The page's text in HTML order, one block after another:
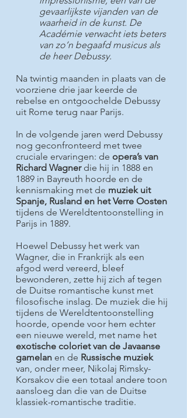
gevaarlijkste vijanden van de
waarheid in de kunst. De
Académie verwacht iets beters
van zo’n begaafd musicus als
de heer Debussy.
Na twintig maanden in plaats van de
voorziene drie jaar keerde de
rebelse en ontgoochelde Debussy
uit Rome terug naar Parijs.
In de volgende jaren werd Debussy
nog geconfronteerd met twee
cruciale ervaringen: de opera’s van
Richard Wagner die hij in 1888 en
1889 in Bayreuth hoorde en de
kennismaking met de muziek uit
Spanje, Rusland en het Verre Oosten
tijdens de Wereldtentoonstelling in
Parijs in 1889.
Hoewel Debussy het werk van
Wagner, die in Frankrijk als een
afgod werd vereerd, bleef
bewonderen, zette hij zich af tegen
de Duitse romantische kunst met
filosofische inslag. De muziek die hij
tijdens de Wereldtentoonstelling
hoorde, opende voor hem echter
een nieuwe wereld, met name het
exotische coloriet van de Javaanse
gamelan en de Russische muziek
van, onder meer, Nikolaj Rimsky-
Korsakov die een totaal andere toon
aansloeg dan die van de Duitse
klassiek-romantische traditie.